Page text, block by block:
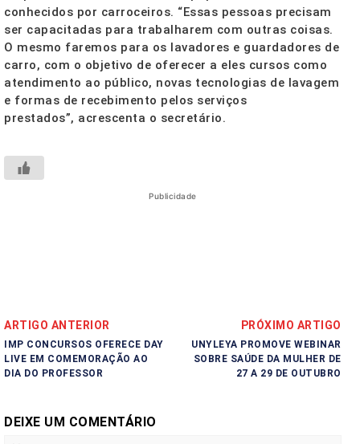
conhecidos por carroceiros. “Essas pessoas precisam
ser capacitadas para trabalharem com outras coisas.
O mesmo faremos para os lavadores e guardadores de
carro, com o objetivo de oferecer a eles cursos como
atendimento ao público, novas tecnologias de lavagem
e formas de recebimento pelos serviços
prestados”, acrescenta o secretário.
Publicidade
ARTIGO ANTERIOR
IMP CONCURSOS OFERECE DAY
LIVE EM COMEMORAÇÃO AO
DIA DO PROFESSOR
PRÓXIMO ARTIGO
UNYLEYA PROMOVE WEBINAR
SOBRE SAÚDE DA MULHER DE
27 A 29 DE OUTUBRO
DEIXE UM COMENTÁRIO